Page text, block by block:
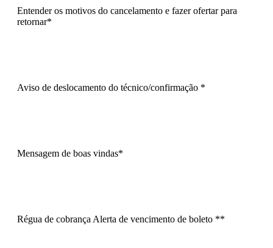
Entender os motivos do cancelamento e fazer ofertar para
retornar*
Aviso de deslocamento do técnico/confirmação *
Mensagem de boas vindas*
Régua de cobrança Alerta de vencimento de boleto **